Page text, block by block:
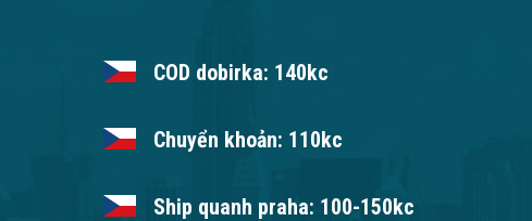
COD dobirka: 140kc
Chuyển khoản: 110kc
Ship quanh praha: 100-150kc